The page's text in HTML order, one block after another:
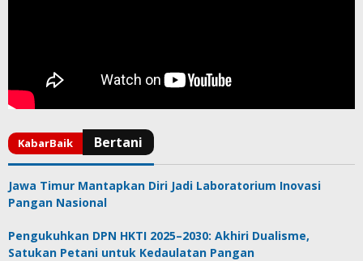
Jawa Timur Mantapkan Diri Jadi Laboratorium Inovasi
Pangan Nasional
Pengukuhkan DPN HKTI 2025–2030: Akhiri Dualisme,
Satukan Petani untuk Kedaulatan Pangan